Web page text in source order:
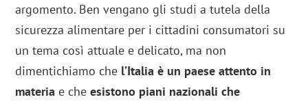
argomento. Ben vengano gli studi a tutela della
sicurezza alimentare per i cittadini consumatori su
un tema così attuale e delicato, ma non
dimentichiamo che l’Italia è un paese attento in
materia e cheesistono piani nazionali che